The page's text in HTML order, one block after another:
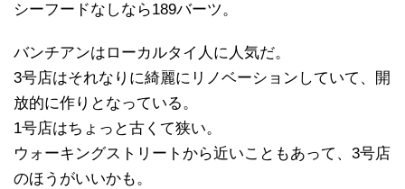
シーフードなしなら189バーツ。
バンチアンはローカルタイ人に人気だ。
3号店はそれなりに綺麗にリノベーションしていて、開
放的に作りとなっている。
1号店はちょっと古くて狭い。
ウォーキングストリートから近いこともあって、3号店
のほうがいいかも。